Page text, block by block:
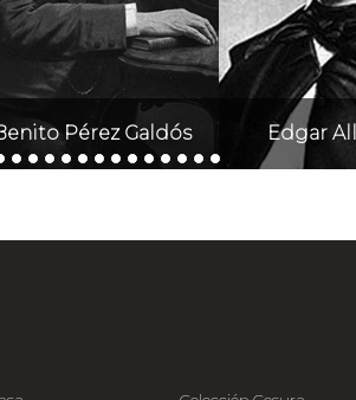
Pérez Galdós Edgar